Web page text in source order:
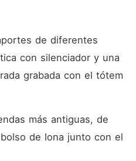
de diferentes
con silenciador y una
grabada con el tótem
más antiguas, de
de lona junto con el